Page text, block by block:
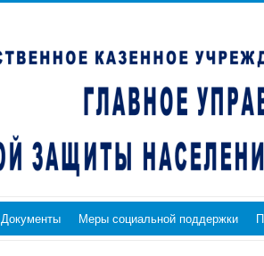
Документы Меры социальной поддержки